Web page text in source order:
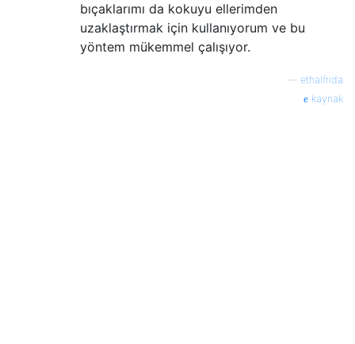
bıçaklarımı da kokuyu ellerimden
uzaklaştırmak için kullanıyorum ve bu
yöntem mükemmel çalışıyor.
ethalfrida
kaynak